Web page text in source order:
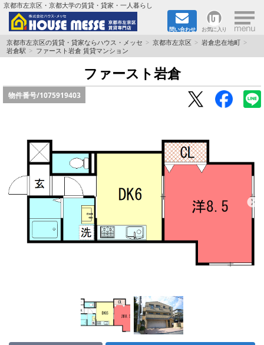
京都市左京区・京都大学の賃貸・貸家・一人暮らし
問い合わせ お気に入り ×
TOPページ
地域から検索
書類DL & 入居者さまへ
家族で住むならマンション？賃家？
一人暮らしの物件特集
ペット相談OKの賃貸！
ハウスメーカー施工特集！
京都市左京区の賃貸・貸家ならハウス・メッセ 京都市左京区
岩倉忠在地町
岩倉駅
ファースト岩倉 賃貸マンション
ファースト岩倉
物件番号/1075919403